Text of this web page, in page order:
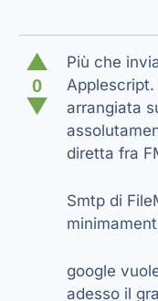
▲
0
▼
Più che
arrangiata
diretta fra
Smtp di
google
adesso il